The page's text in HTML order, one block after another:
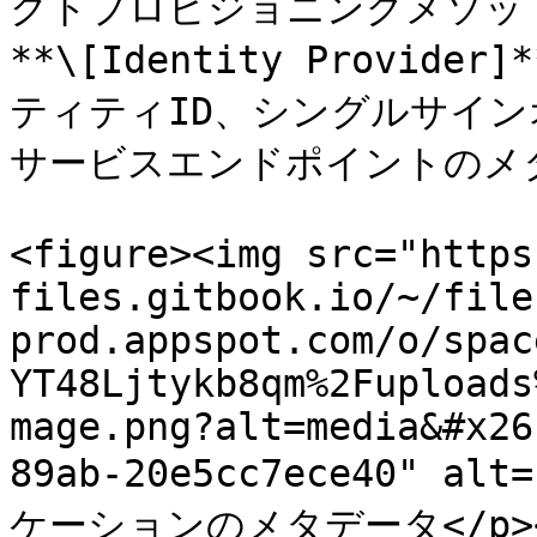
**\[Identity Provider]**
ティティID、シングルサイ
サービスエンドポイントの
<figure><img
files.gitbook.io/~/
prod.appspot.com/o/
89ab-20e5cc7ece40"
ケーションのメタデータ